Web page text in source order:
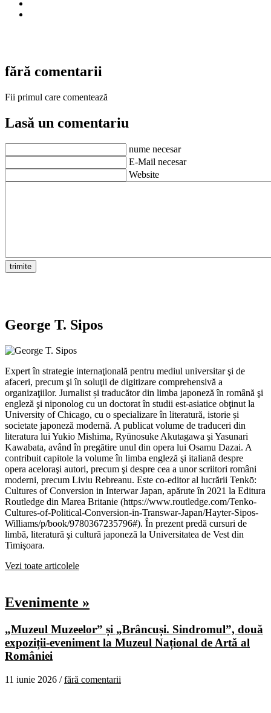
fără comentarii
Fii primul care comentează
Lasă un comentariu
nume necesar
E-Mail necesar
Website
George T. Sipos
Expert în strategie internaţională pentru mediul universitar şi de
afaceri, precum şi în soluţii de digitizare comprehensivă a
organizaţiilor. Jurnalist și traducător din limba japoneză în română şi
engleză şi niponolog cu un doctorat în studii est-asiatice obţinut la
University of Chicago, cu o specializare în literatură, istorie și
societate japoneză modernă. A publicat volume de traduceri din
literatura lui Yukio Mishima, Ryūnosuke Akutagawa şi Yasunari
Kawabata, având în pregătire unul din opera lui Osamu Dazai. A
contribuit capitole la volume în limba engleză şi italiană despre
opera aceloraşi autori, precum şi despre cea a unor scriitori români
moderni, precum Liviu Rebreanu. Este co-editor al lucrării Tenkō:
Cultures of Conversion in Interwar Japan, apărute în 2021 la Editura
Routledge din Marea Britanie (https://www.routledge.com/Tenko-
Cultures-of-Political-Conversion-in-Transwar-Japan/Hayter-Sipos-
Williams/p/book/9780367235796#). În prezent predă cursuri de
limbă, literatură şi cultură japoneză la Universitatea de Vest din
Timişoara.
Vezi toate articolele
Evenimente »
„Muzeul Muzeelor” și „Brâncuși. Sindromul”, două
expoziții-eveniment la Muzeul Național de Artă al
României
11 iunie 2026 /fără comentarii